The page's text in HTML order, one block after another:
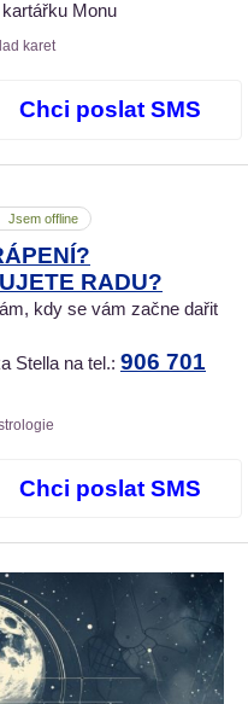
Monu
karet
Chci poslat SMS
Jsem offline
RADU?
kdy se vám začne dařit
Stella na tel.: 906 701
Chci poslat SMS